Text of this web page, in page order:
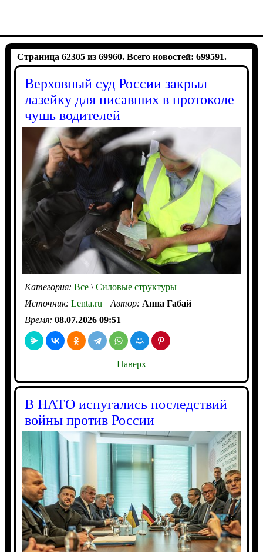
Страница 62305 из 69960. Всего новостей: 699591.
Верховный суд России закрыл
лазейку для писавших в протоколе
чушь водителей
Категория: Все\Силовые структуры
Источник: Lenta.ru Автор: Анна Габай
Время: 08.07.2026 09:51
Наверх
В НАТО испугались последствий
войны против России